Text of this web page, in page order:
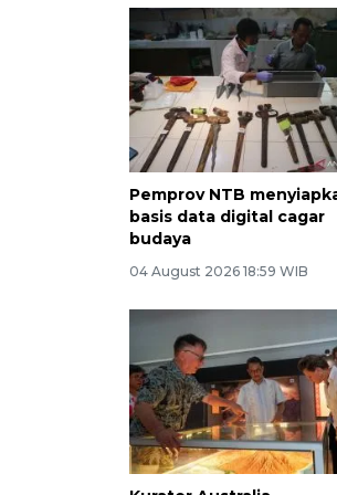
Pemprov NTB
basis data digital cagar
budaya
04 August 2026 18:59 WIB